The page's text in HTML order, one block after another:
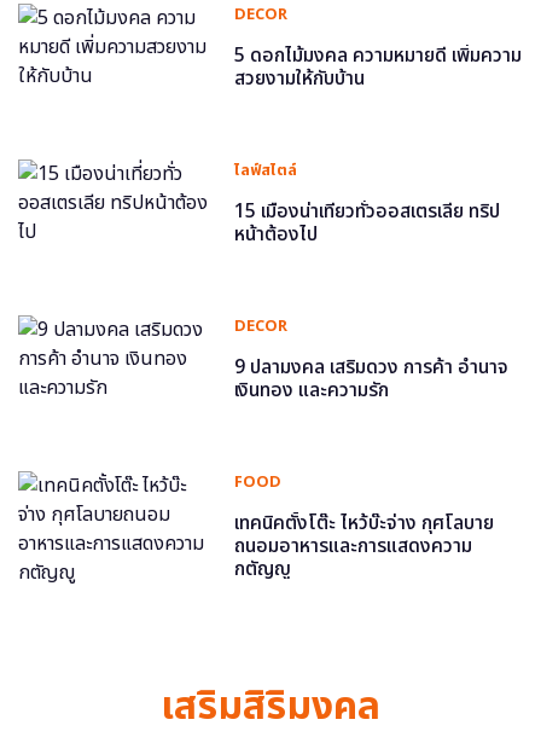
DECOR
5 ดอกไม้มงคล ความหมายดี เพิ่มความ
สวยงามให้กับบ้าน
ไลฟ์สไตล์
15 เมืองน่าเที่ยวทั่วออสเตรเลีย ทริป
หน้าต้องไป
DECOR
9 ปลามงคล เสริมดวง การค้า อำนาจ
เงินทอง และความรัก
FOOD
เทคนิคตั้งโต๊ะ ไหว้บ๊ะจ่าง กุศโลบาย
ถนอมอาหารและการแสดงความ
กตัญญู
เสริมสิริมงคล